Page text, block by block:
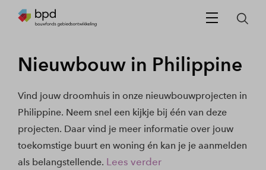
Nieuwbouw in Philippine
Vind jouw droomhuis in onze nieuwbouwprojecten in
Philippine. Neem snel een kijkje bij één van deze
projecten. Daar vind je meer informatie over jouw
toekomstige buurt en woning én kan je je aanmelden
als belangstellende. Lees verder